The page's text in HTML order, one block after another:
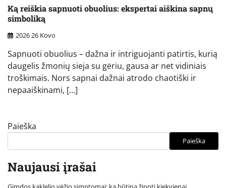
Ką reiškia sapnuoti obuolius: ekspertai aiškina sapnų
simboliką
2026 26 Kovo
Sapnuoti obuolius – dažna ir intriguojanti patirtis, kurią
daugelis žmonių sieja su gėriu, gausa ar net vidiniais
troškimais. Nors sapnai dažnai atrodo chaotiški ir
nepaaiškinami, […]
Paieška
Paieška
Naujausi įrašai